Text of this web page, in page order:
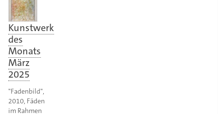
Kunstwerk
des
Monats
März
2025
"Fadenbild",
2010, Fäden
im Rahmen